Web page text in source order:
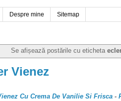
Despre mine Sitemap
Se afișează postările cu eticheta
Vienez
Cu Crema De Vanilie Si Frisca -